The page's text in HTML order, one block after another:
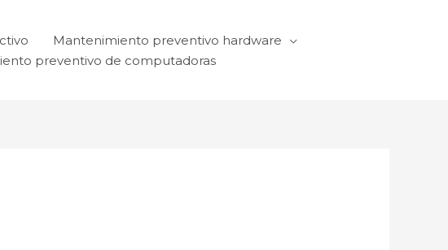
Mantenimiento preventivo hardware
preventivo de computadoras